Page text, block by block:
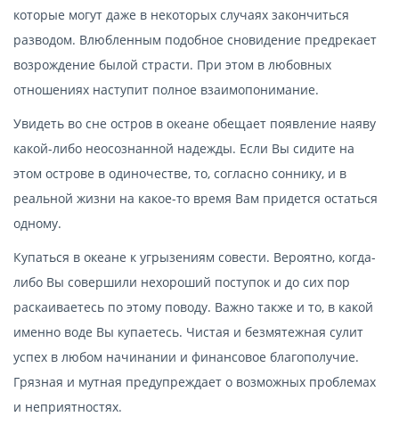
которые могут даже в некоторых случаях закончиться
разводом. Влюбленным подобное сновидение предрекает
возрождение былой страсти. При этом в любовных
отношениях наступит полное взаимопонимание.
Увидеть во сне остров в океане обещает появление наяву
какой-либо неосознанной надежды. Если Вы сидите на
этом острове в одиночестве, то, согласно соннику, и в
реальной жизни на какое-то время Вам придется остаться
одному.
Купаться в океане к угрызениям совести. Вероятно, когда-
либо Вы совершили нехороший поступок и до сих пор
раскаиваетесь по этому поводу. Важно также и то, в какой
именно воде Вы купаетесь. Чистая и безмятежная сулит
успех в любом начинании и финансовое благополучие.
Грязная и мутная предупреждает о возможных проблемах
и неприятностях.